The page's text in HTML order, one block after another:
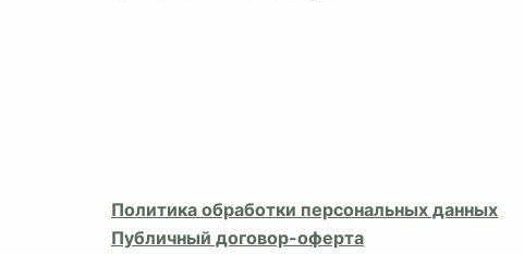
Политика обработки персональных данных
Публичный договор-оферта